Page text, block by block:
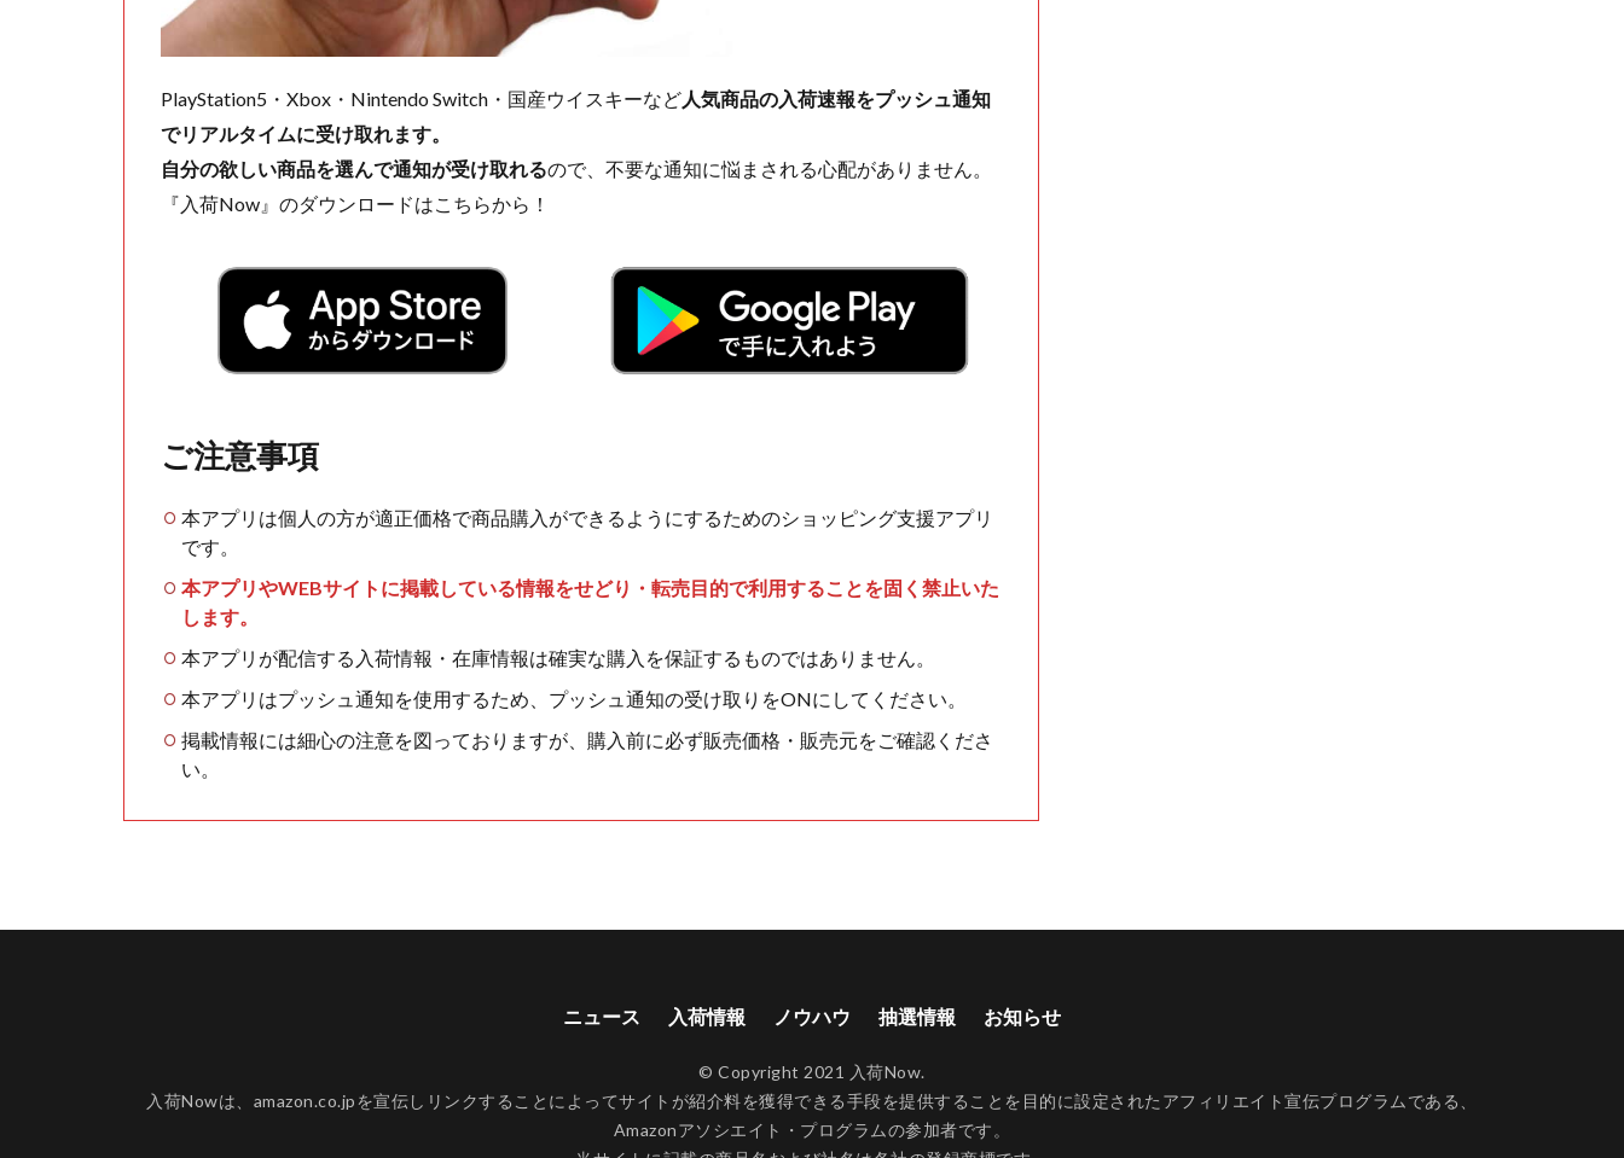
PlayStation5・Xbox・Nintendo Switch・国産ウイスキーなど人気商品の入荷速報をプッシュ通知
でリアルタイムに受け取れます。
自分の欲しい商品を選んで通知が受け取れるので、不要な通知に悩まされる心配がありません。
『入荷Now』のダウンロードはこちらから！
ご注意事項
本アプリは個人の方が適正価格で商品購入ができるようにするためのショッピング支援アプリ
です。
本アプリやWEBサイトに掲載している情報をせどり・転売目的で利用することを固く禁止いた
します。
本アプリが配信する入荷情報・在庫情報は確実な購入を保証するものではありません。
本アプリはプッシュ通知を使用するため、プッシュ通知の受け取りをONにしてください。
掲載情報には細心の注意を図っておりますが、購入前に必ず販売価格・販売元をご確認くださ
い。
ニュース 入荷情報 ノウハウ 抽選情報 お知らせ
© Copyright 2021 入荷Now.
入荷Nowは、amazon.co.jpを宣伝しリンクすることによってサイトが紹介料を獲得できる手段を提供することを目的に設定されたアフィリエイト宣伝プログラムである、
Amazonアソシエイト・プログラムの参加者です。